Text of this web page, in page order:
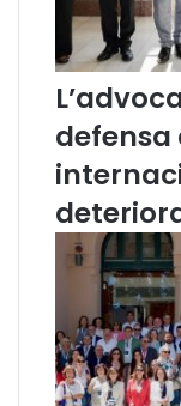
defensa